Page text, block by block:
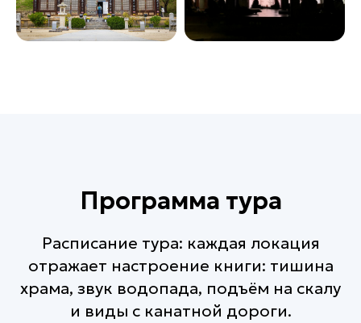
Программа тура
Расписание тура: каждая локация
отражает настроение книги: тишина
храма, звук водопада, подъём на скалу
и виды с канатной дороги.